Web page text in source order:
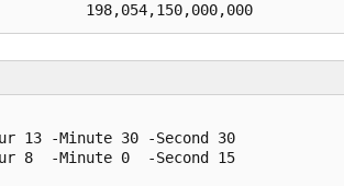
13 -Minute 30 -Second 30
8  -Minute 0  -Second 15